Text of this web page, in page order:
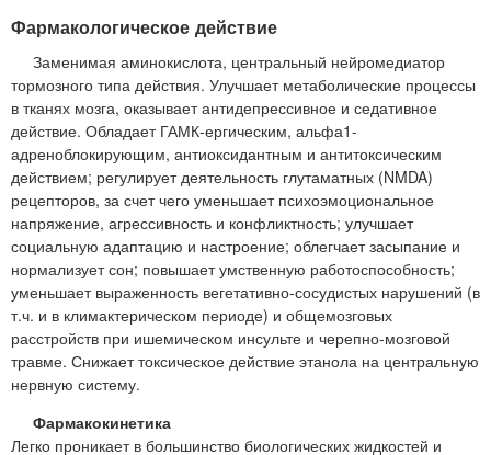
Фармакологическое действие
Заменимая аминокислота, центральный нейромедиатор
тормозного типа действия. Улучшает метаболические процессы
в тканях мозга, оказывает антидепрессивное и седативное
действие. Обладает ГАМК-ергическим, альфа1-
адреноблокирующим, антиоксидантным и антитоксическим
действием; регулирует деятельность глутаматных (NMDA)
рецепторов, за счет чего уменьшает психоэмоциональное
напряжение, агрессивность и конфликтность; улучшает
социальную адаптацию и настроение; облегчает засыпание и
нормализует сон; повышает умственную работоспособность;
уменьшает выраженность вегетативно-сосудистых нарушений (в
т.ч. и в климактерическом периоде) и общемозговых
расстройств при ишемическом инсульте и черепно-мозговой
травме. Снижает токсическое действие этанола на центральную
нервную систему.
Фармакокинетика
Легко проникает в большинство биологических жидкостей и